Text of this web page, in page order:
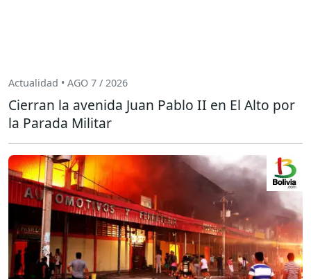
Actualidad • AGO 7 / 2026
Cierran la avenida Juan Pablo II en El Alto por
la Parada Militar